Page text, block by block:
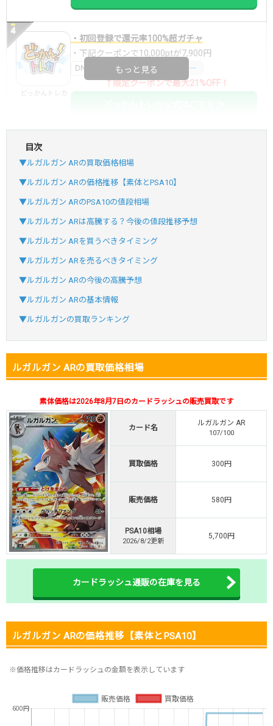
・初回登録で還元率100%超ガチャ
・下記クーポンで10,000ptが7,900円
DNGBIF4X コードコピー
↑限定クーポンで最大21%OFF！
おりパンダ
・新規登録で6種類アド確解禁
SVGC7P コードコピー
オリパスタジアム
・新規登録で6種類アド確解禁
オリくじ
・初回購入は500coinが50円
・新規限定！8種類の激熱オリパ
新規登録で無料100連できる
オリくじ公式はこちら ＞
TORAオリパ
・リリース1周年イベント開催中！
・新規登録で最大90%OFF
TORAオリパ公式はこちら ＞
もっと見る
目次
▼ルガルガン ARの買取価格相場
▼ルガルガン ARの価格推移【素体とPSA10】
▼ルガルガン ARのPSA10の値段相場
▼ルガルガン ARは高騰する？今後の値段推移予想
▼ルガルガン ARを買うべきタイミング
▼ルガルガン ARを売るべきタイミング
▼ルガルガン ARの今後の高騰予想
▼ルガルガン ARの基本情報
▼ルガルガンの買取ランキング
ルガルガン ARの買取価格相場
素体価格は2026年8月7日のカードラッシュの販売買取です
カード名
ルガルガン AR
107/100
買取価格 300円
販売価格 580円
PSA10相場
2026/8/2更新
5,700円
カードラッシュ通販の在庫を見る
ルガルガン ARの価格推移【素体とPSA10】
※価格推移はカードラッシュの金額を表示しています